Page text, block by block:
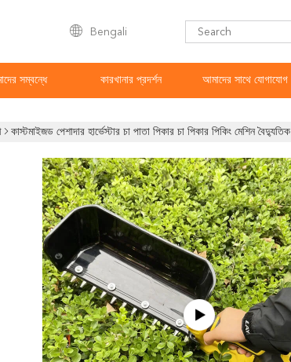
Bengali
সম্বন্ধে কারখানার প্রদর্শন আমাদের সাথে যোগাযোগ
কাস্টমাইজড পেশাদার হার্ভেস্টার চা পাতা পিকার চা পিকার পিকিং মেশিন বৈদ্যুতিক